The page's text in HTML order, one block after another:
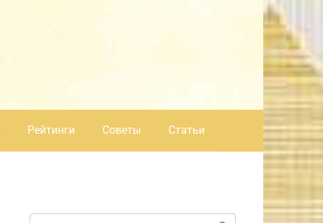
Рейтинги Советы Статьи